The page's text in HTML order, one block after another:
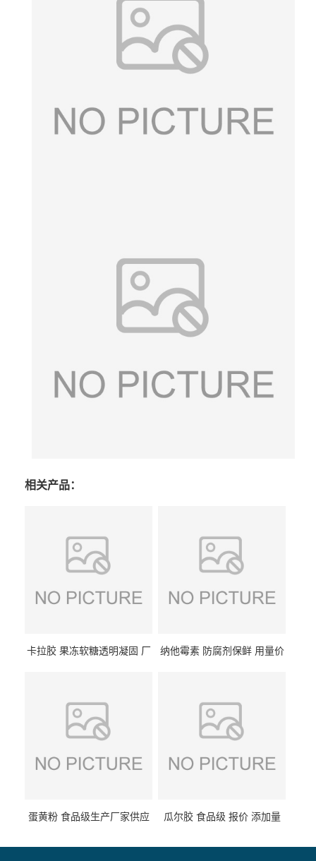
相关产品：
卡拉胶 果冻软糖透明凝固 厂
纳他霉素 防腐剂保鲜 用量价
蛋黄粉 食品级生产厂家供应 瓜尔胶 食品级 报价 添加量